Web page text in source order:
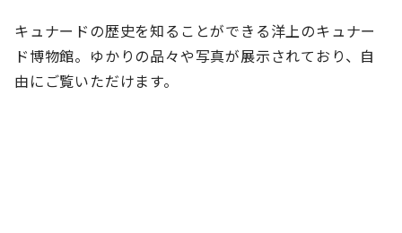
キュナードの歴史を知ることができる洋上のキュナー
ド博物館。ゆかりの品々や写真が展示されており、自
由にご覧いただけます。